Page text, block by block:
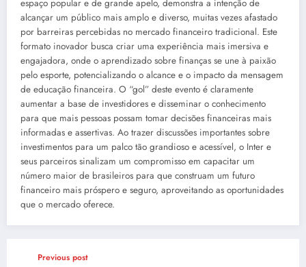
espaço popular e de grande apelo, demonstra a intenção de
alcançar um público mais amplo e diverso, muitas vezes afastado
por barreiras percebidas no mercado financeiro tradicional. Este
formato inovador busca criar uma experiência mais imersiva e
engajadora, onde o aprendizado sobre finanças se une à paixão
pelo esporte, potencializando o alcance e o impacto da mensagem
de educação financeira. O “gol” deste evento é claramente
aumentar a base de investidores e disseminar o conhecimento
para que mais pessoas possam tomar decisões financeiras mais
informadas e assertivas. Ao trazer discussões importantes sobre
investimentos para um palco tão grandioso e acessível, o Inter e
seus parceiros sinalizam um compromisso em capacitar um
número maior de brasileiros para que construam um futuro
financeiro mais próspero e seguro, aproveitando as oportunidades
que o mercado oferece.
Previous post